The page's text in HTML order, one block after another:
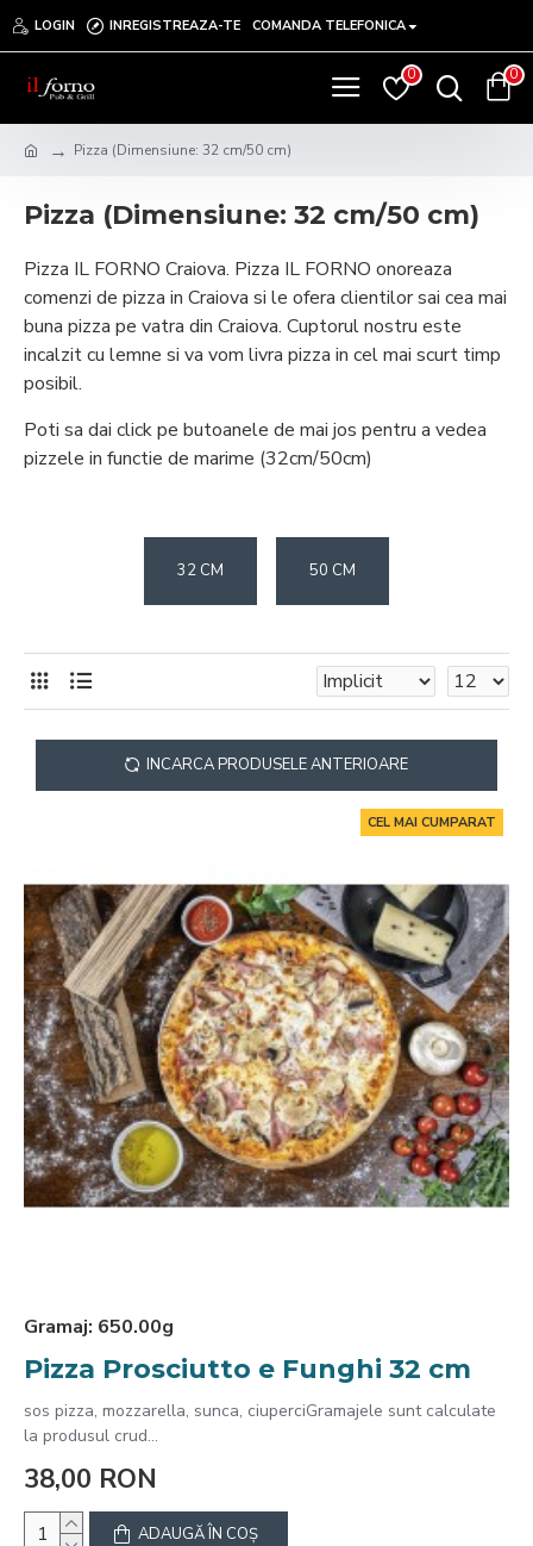
LOGIN INREGISTREAZA-TE COMANDA TELEFONICA
0 0
Pizza (Dimensiune: 32 cm/50 cm)
Pizza (Dimensiune: 32 cm/50 cm)
Pizza IL FORNO Craiova. Pizza IL FORNO onoreaza
comenzi de pizza in Craiova si le ofera clientilor sai cea mai
buna pizza pe vatra din Craiova. Cuptorul nostru este
incalzit cu lemne si va vom livra pizza in cel mai scurt timp
posibil.
Poti sa dai click pe butoanele de mai jos pentru a vedea
pizzele in functie de marime (32cm/50cm)
32 CM 50 CM
INCARCA PRODUSELE ANTERIOARE
CEL MAI CUMPARAT
Gramaj: 650.00g
Pizza Prosciutto e Funghi 32 cm
sos pizza, mozzarella, sunca, ciuperciGramajele sunt calculate
la produsul crud...
38,00 RON
ADAUGĂ ÎN COŞ